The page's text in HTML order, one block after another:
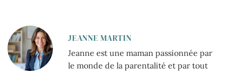
JEANNE MARTIN
Jeanne est une maman passionnée par
le monde de la parentalité et par tout